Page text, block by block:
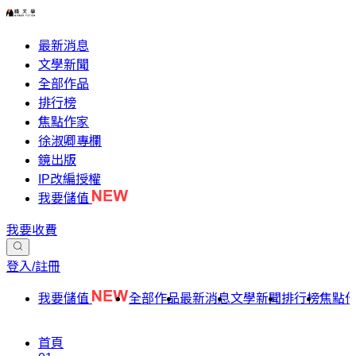
最新消息
文學新聞
全部作品
排行榜
焦點作家
徐淑卿專欄
鏡出版
IP改編授權
我要儲值
我要收費
登入/註冊
我要儲值 全部作品最新消息文學新聞排行榜焦點
首頁